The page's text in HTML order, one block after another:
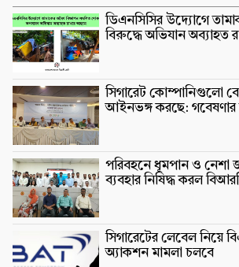
ডিএনসিসির উদ্যোগে
বিরুদ্ধে অভিযান অব্যাহত
সিগারেট কোম্পানিগুলো
আইনভঙ্গ করছে:
পরিবহনে ধূমপান ও নেশা
ব্যবহার নিষিদ্ধ করল
সিগারেটের লেবেল নিয়ে
অ্যাকশন মামলা চলবে